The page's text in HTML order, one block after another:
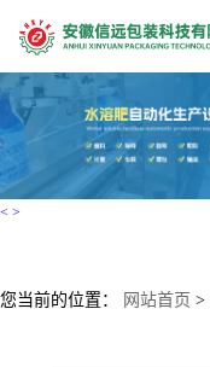
< >
您当前的位置： 网站首页 >